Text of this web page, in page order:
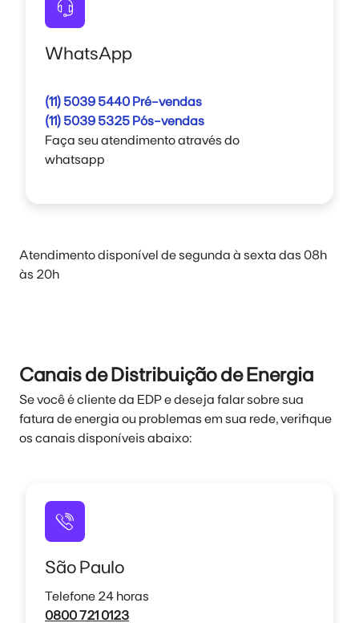
WhatsApp
(11) 5039 5440 Pré-vendas
(11) 5039 5325 Pós-vendas
Faça seu atendimento através do
whatsapp
Atendimento disponível de segunda à sexta das 08h
às 20h
Canais de Distribuição de Energia
Se você é cliente da EDP e deseja falar sobre sua
fatura de energia ou problemas em sua rede, verifique
os canais disponíveis abaixo:
São Paulo
Telefone 24 horas
0800 721 0123